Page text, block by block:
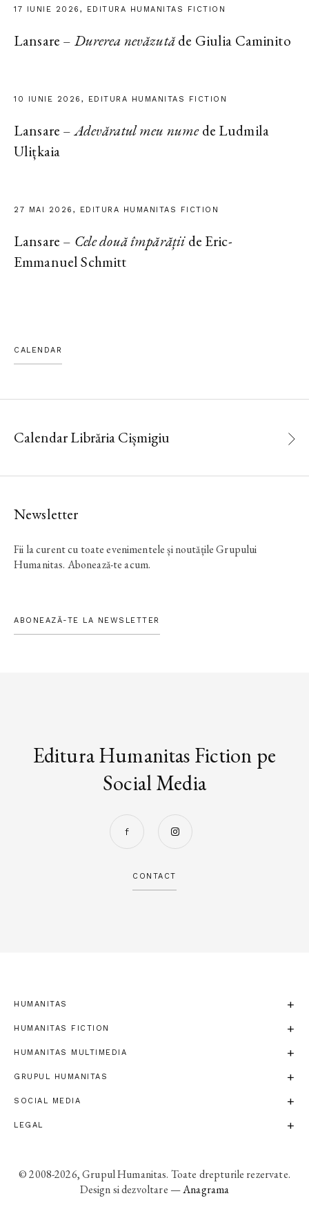
17 IUNIE 2026, EDITURA HUMANITAS FICTION
Lansare – Durerea nevăzutăde Giulia Caminito
10 IUNIE 2026, EDITURA HUMANITAS FICTION
Lansare –Adevăratul meu numede Ludmila
Ulițkaia
27 MAI 2026, EDITURA HUMANITAS FICTION
Lansare – Cele două împărățiide Eric-
Emmanuel Schmitt
CALENDAR
Calendar Librăria Cișmigiu
Newsletter
Fii la curent cu toate evenimentele și noutățile Grupului
Humanitas. Abonează-te acum.
ABONEAZĂ-TE LA NEWSLETTER
Editura Humanitas Fiction pe
Social Media
CONTACT
HUMANITAS
HUMANITAS FICTION
HUMANITAS MULTIMEDIA
GRUPUL HUMANITAS
SOCIAL MEDIA
LEGAL
© 2008-2026, Grupul Humanitas. Toate drepturile rezervate.
Design si dezvoltare —Anagrama